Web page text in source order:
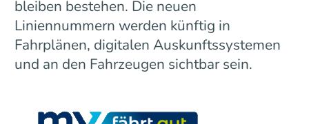
bleiben bestehen. Die neuen
Liniennummern werden künftig in
Fahrplänen, digitalen Auskunftssystemen
und an den Fahrzeugen sichtbar sein.